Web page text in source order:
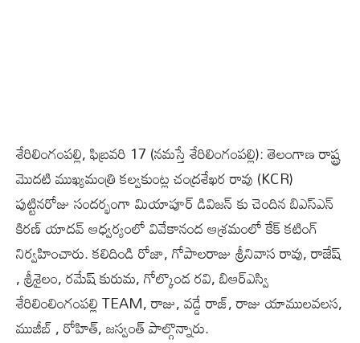
శేరిలింగంపల్లి, ఫిబ్ర‌వ‌రి 17 (న‌మ‌స్తే శేరిలింగంపల్లి): తెలంగాణ రాష్ట్ర‌
మొదటి ముఖ్యమంత్రి కల్వకుంట్ల చంద్రశేఖర రావు (KCR)
పుట్టినరోజు సందర్భంగా మియాపూర్ డివిజన్ కు చెందిన‌ బిఎస్ఎన్
కిరణ్ యాదవ్ ఆధ్వర్యంలో వివేకానంద ఆశ్రమంలో కేక్ కటింగ్
నిర్వ‌హించారు. కలిదిండి రోజా, గోపాల‌రాజు శ్రీనివాస రావు, రాజేష్
, శ్రీశైలం, రమేష్ కురుమ, గోల్కొండ రవి, బిఆర్ఎస్వి
శేరిలింలింగంపల్లి TEAM, రాజు, వడ్డే రాజ్, రాజు యాములవలస,
ముజీబ్ , రోహిత్, జస్వంత్ పాల్గొన్నారు.